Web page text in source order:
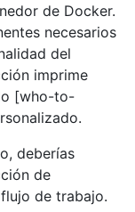
de Docker.
necesarios
del
imprime
[who-to-
deberías
de
de trabajo.